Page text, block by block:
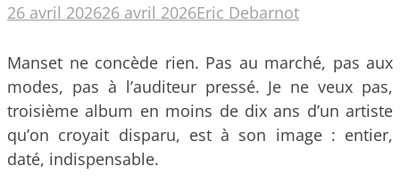
26 avril 202626 avril 2026Eric Debarnot
Manset ne concède rien. Pas au marché, pas aux
modes, pas à l’auditeur pressé. Je ne veux pas,
troisième album en moins de dix ans d’un artiste
qu’on croyait disparu, est à son image : entier,
daté, indispensable.